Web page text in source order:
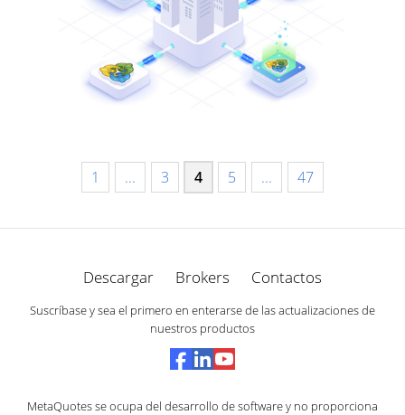
1 ... 3 4 5 ... 47
Descargar Brokers Contactos
Suscríbase y sea el primero en enterarse de las actualizaciones de
nuestros productos
MetaQuotes se ocupa del desarrollo de software y no proporciona